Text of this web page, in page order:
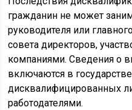
гражданин не может
руководителя или
совета директоров,
компаниями. Сведения о
включаются в
дисквалифицированных
работодателями.